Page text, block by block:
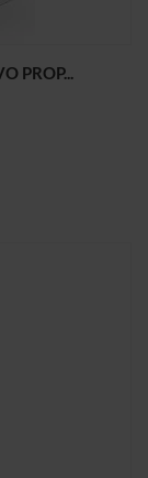
PROP...